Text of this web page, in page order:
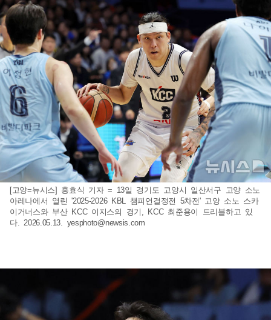
[고양=뉴시스] 홍효식 기자 = 13일 경기도 고양시 일산서구 고양 소노
아레나에서 열린 '2025-2026 KBL 챔피언결정전 5차전' 고양 소노 스카
이거너스와 부산 KCC 이지스의 경기, KCC 최준용이 드리블하고 있
다. 2026.05.13. yesphoto@newsis.com